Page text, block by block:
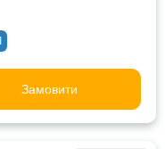
Замовити